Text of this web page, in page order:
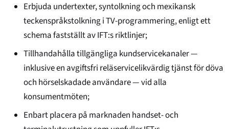
Erbjuda undertexter, syntolkning och mexikansk
teckenspråkstolkning i TV-programmering, enligt ett
schema fastställt av IFT:s riktlinjer;
Tillhandahålla tillgängliga kundservicekanaler —
inklusive en avgiftsfri reläservicelikvärdig tjänst för döva
och hörselskadade användare — vid alla
konsumentmöten;
Enbart placera på marknaden handset- och